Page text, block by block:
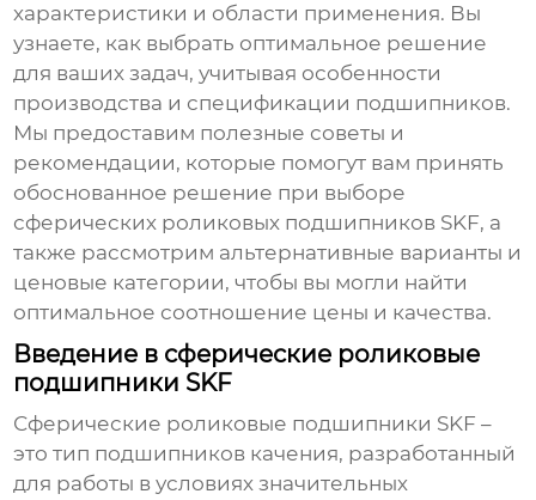
характеристики и области применения. Вы
узнаете, как выбрать оптимальное решение
для ваших задач, учитывая особенности
производства и спецификации подшипников.
Мы предоставим полезные советы и
рекомендации, которые помогут вам принять
обоснованное решение при выборе
сферических роликовых подшипников SKF, а
также рассмотрим альтернативные варианты и
ценовые категории, чтобы вы могли найти
оптимальное соотношение цены и качества.
Введение в сферические роликовые
подшипники SKF
Сферические роликовые подшипники SKF –
это тип подшипников качения, разработанный
для работы в условиях значительных